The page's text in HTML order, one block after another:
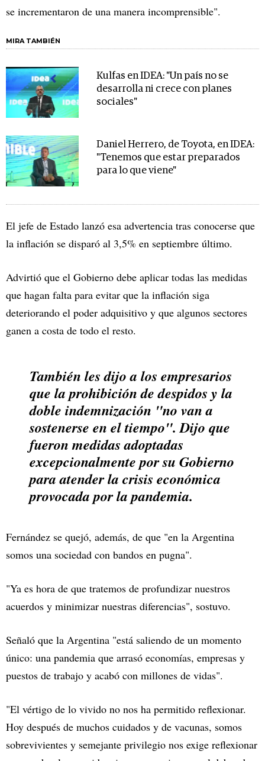
se incrementaron de una manera incomprensible".
MIRA TAMBIÉN
Kulfas en IDEA: "Un país no se
desarrolla ni crece con planes
sociales"
Daniel Herrero, de Toyota, en IDEA:
"Tenemos que estar preparados
para lo que viene"
El jefe de Estado lanzó esa advertencia tras conocerse que
la inflación se disparó al 3,5% en septiembre último.
Advirtió que el Gobierno debe aplicar todas las medidas
que hagan falta para evitar que la inflación siga
deteriorando el poder adquisitivo y que algunos sectores
ganen a costa de todo el resto.
También les dijo a los empresarios
que la prohibición de despidos y la
doble indemnización "no van a
sostenerse en el tiempo". Dijo que
fueron medidas adoptadas
excepcionalmente por su Gobierno
para atender la crisis económica
provocada por la pandemia.
Fernández se quejó, además, de que "en la Argentina
somos una sociedad con bandos en pugna".
"Ya es hora de que tratemos de profundizar nuestros
acuerdos y minimizar nuestras diferencias", sostuvo.
Señaló que la Argentina "está saliendo de un momento
único: una pandemia que arrasó economías, empresas y
puestos de trabajo y acabó con millones de vidas".
"El vértigo de lo vivido no nos ha permitido reflexionar.
Hoy después de muchos cuidados y de vacunas, somos
sobrevivientes y semejante privilegio nos exige reflexionar